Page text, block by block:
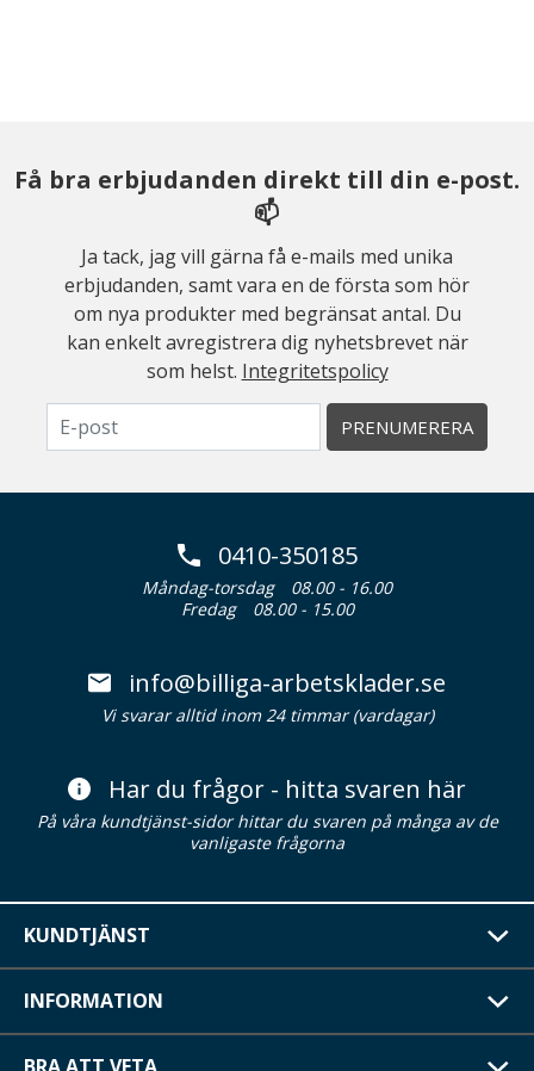
Få bra erbjudanden direkt till din e-post.
📫
Ja tack, jag vill gärna få e-mails med unika
erbjudanden, samt vara en de första som hör
om nya produkter med begränsat antal. Du
kan enkelt avregistrera dig nyhetsbrevet när
som helst. Integritetspolicy
PRENUMERERA
0410-350185
Måndag-torsdag
08.00 - 16.00
Fredag
08.00 - 15.00
info@billiga-arbetsklader.se
Vi svarar alltid inom 24 timmar (vardagar)
Har du frågor - hitta svaren här
På våra kundtjänst-sidor hittar du svaren på många av de
vanligaste frågorna
KUNDTJÄNST
INFORMATION